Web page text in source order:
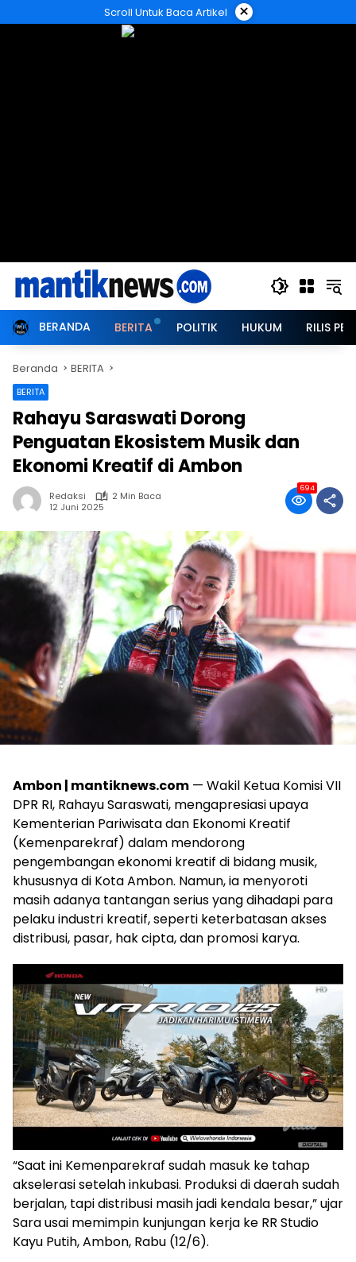
ke
Scroll Untuk Baca Artikel ×
BERANDA BERITA POLITIK HUKUM RILIS
Beranda BERITA
BERITA
Rahayu Saraswati Dorong
Penguatan Ekosistem Musik dan
Ekonomi Kreatif di Ambon
Redaksi
2 Min Baca
12 Juni 2025
694
Ambon | mantiknews.com — Wakil Ketua Komisi VII
DPR RI, Rahayu Saraswati, mengapresiasi upaya
Kementerian Pariwisata dan Ekonomi Kreatif
(Kemenparekraf) dalam mendorong
pengembangan ekonomi kreatif di bidang musik,
khususnya di Kota Ambon. Namun, ia menyoroti
masih adanya tantangan serius yang dihadapi para
pelaku industri kreatif, seperti keterbatasan akses
distribusi, pasar, hak cipta, dan promosi karya.
“Saat ini Kemenparekraf sudah masuk ke tahap
akselerasi setelah inkubasi. Produksi di daerah sudah
berjalan, tapi distribusi masih jadi kendala besar,” ujar
Sara usai memimpin kunjungan kerja ke RR Studio
Kayu Putih, Ambon, Rabu (12/6).